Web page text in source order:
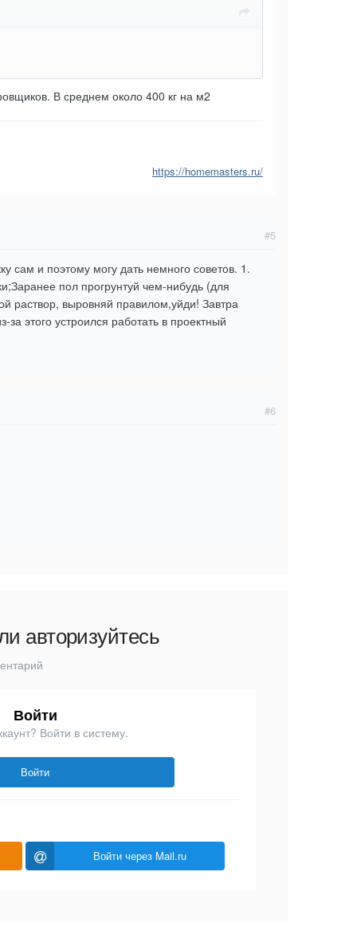
В среднем около 400 кг на м2
https://homemasters.ru/
#5
сам и поэтому могу дать немного советов. 1.
пол прогрунтуй чем-нибудь (для
раствор, выровняй правилом,уйди! Завтра
этого устроился работать в проектный
#6
авторизуйтесь
Войти
Войти в систему.
Войти
Войти через Mail.ru